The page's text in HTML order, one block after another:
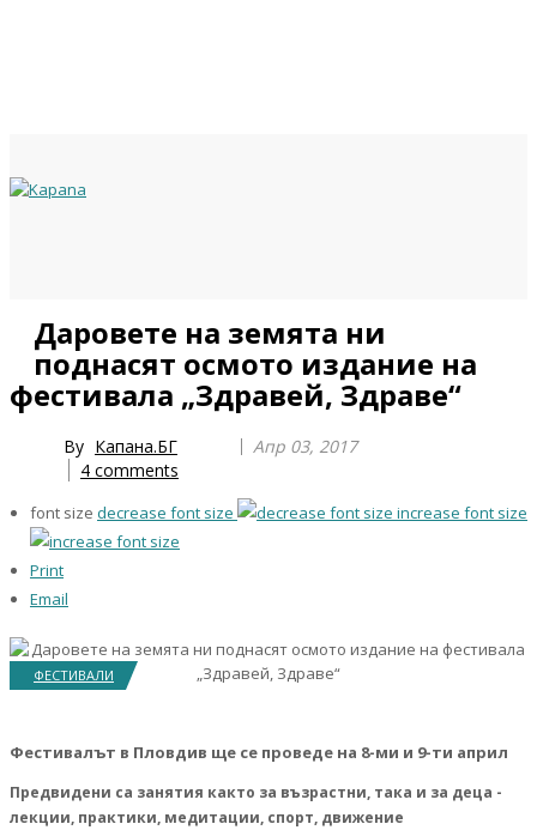
Даровете на земята ни
поднасят осмото издание на
фестивала „Здравей, Здраве“
By Капана.БГ
Апр 03, 2017
4 comments
font size decrease font size increase font size
Print
Email
ФЕСТИВАЛИ
Фестивалът в Пловдив ще се проведе на 8-ми и 9-ти април
Предвидени са занятия както за възрастни, така и за деца -
лекции, практики, медитации, спорт, движение
Year
Month
Year
Month